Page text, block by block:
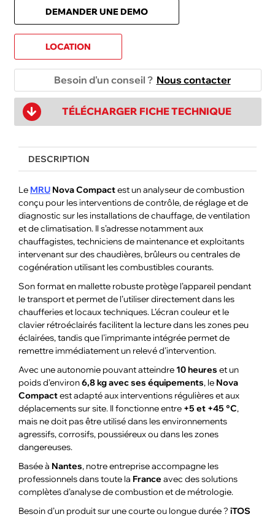
DEMANDER UNE DEMO
LOCATION
Besoin d'un conseil ? Nous contacter
TÉLÉCHARGER FICHE TECHNIQUE
DESCRIPTION
Le MRU Nova Compactest un analyseur de combustion
conçu pour les interventions de contrôle, de réglage et de
diagnostic sur les installations de chauffage, de ventilation
et de climatisation. Il s’adresse notamment aux
chauffagistes, techniciens de maintenance et exploitants
intervenant sur des chaudières, brûleurs ou centrales de
cogénération utilisant les combustibles courants.
Son format en mallette robuste protège l’appareil pendant
le transport et permet de l’utiliser directement dans les
chaufferies et locaux techniques. L’écran couleur et le
clavier rétroéclairés facilitent la lecture dans les zones peu
éclairées, tandis que l’imprimante intégrée permet de
remettre immédiatement un relevé d’intervention.
Avec une autonomie pouvant atteindre 10 heures et un
poids d’environ6,8 kg avec ses équipements, le Nova
Compactest adapté aux interventions régulières et aux
déplacements sur site. Il fonctionne entre +5 et +45 °C,
mais ne doit pas être utilisé dans les environnements
agressifs, corrosifs, poussiéreux ou dans les zones
dangereuses.
Basée à Nantes, notre entreprise accompagne les
professionnels dans toute la France avec des solutions
complètes d’analyse de combustion et de métrologie.
Besoin d’un produit sur une courte ou longue durée ? iTOS